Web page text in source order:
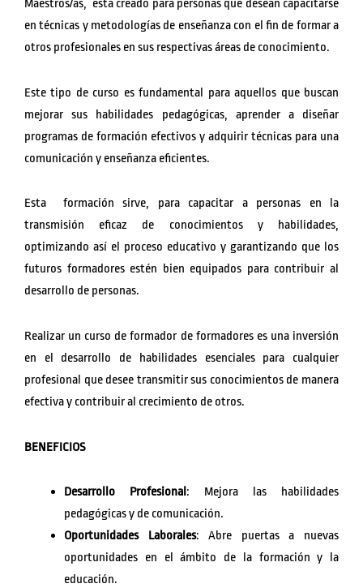
Maestros/as, está creado para personas que desean capacitarse
en técnicas y metodologías de enseñanza con el fin de formar a
otros profesionales en sus respectivas áreas de conocimiento.
Este tipo de curso es fundamental para aquellos que buscan
mejorar sus habilidades pedagógicas, aprender a diseñar
programas de formación efectivos y adquirir técnicas para una
comunicación y enseñanza eficientes.
Esta formación sirve, para capacitar a personas en la
transmisión eficaz de conocimientos y habilidades,
optimizando así el proceso educativo y garantizando que los
futuros formadores estén bien equipados para contribuir al
desarrollo de personas.
Realizar un curso de formador de formadores es una inversión
en el desarrollo de habilidades esenciales para cualquier
profesional que desee transmitir sus conocimientos de manera
efectiva y contribuir al crecimiento de otros.
BENEFICIOS
Desarrollo Profesional : Mejora las habilidades
pedagógicas y de comunicación.
Oportunidades Laborales: Abre puertas a nuevas
oportunidades en el ámbito de la formación y la
educación.